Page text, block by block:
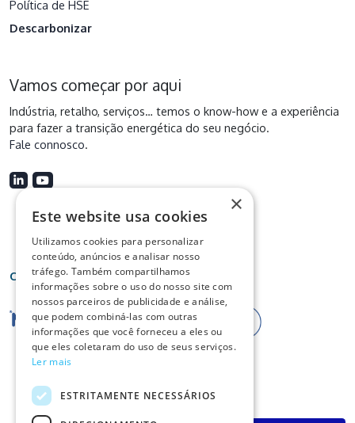
Política de HSE
Descarbonizar
Vamos começar por aqui
Indústria, retalho, serviços… temos o know-how e a experiência
para fazer a transição energética do seu negócio.
Fale connosco.
Certificações
×
Este website usa cookies
Utilizamos cookies para personalizar
conteúdo, anúncios e analisar nosso
tráfego. Também compartilhamos
informações sobre o uso do nosso site com
nossos parceiros de publicidade e análise,
que podem combiná-las com outras
informações que você forneceu a eles ou
que eles coletaram do uso de seus serviços.
Ler mais
ESTRITAMENTE NECESSÁRIOS